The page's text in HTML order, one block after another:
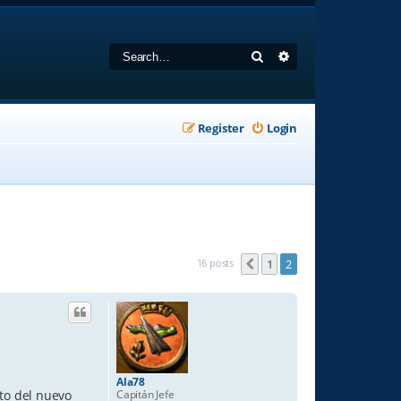
Search
Login
Register
16 posts Previous
1 2
Ala78
Capitán Jefe
del nuevo